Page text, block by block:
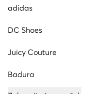
adidas
DC Shoes
Juicy Couture
Badura